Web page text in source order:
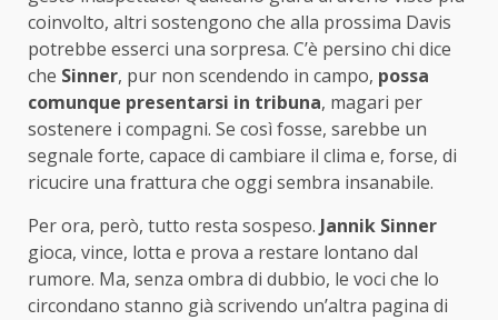
coinvolto, altri sostengono che alla prossima Davis
potrebbe esserci una sorpresa. C’è persino chi dice
che Sinner, pur non scendendo in campo, possa
comunque presentarsi in tribuna, magari per
sostenere i compagni. Se così fosse, sarebbe un
segnale forte, capace di cambiare il clima e, forse, di
ricucire una frattura che oggi sembra insanabile.
Per ora, però, tutto resta sospeso. Jannik Sinner
gioca, vince, lotta e prova a restare lontano dal
rumore. Ma, senza ombra di dubbio, le voci che lo
circondano stanno già scrivendo un’altra pagina di